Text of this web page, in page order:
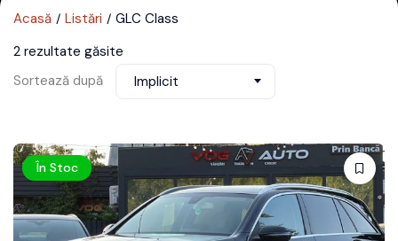
Acasă Listări
GLC Class
2 rezultate găsite
Sortează după
Implicit
În Stoc